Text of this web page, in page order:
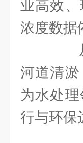
业高效
浓度数据
从
河道清
为水处
行与环保